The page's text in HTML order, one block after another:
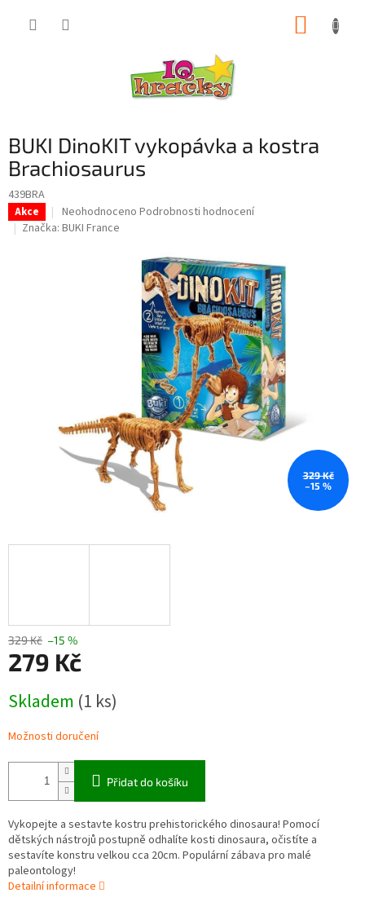
BUKI DinoKIT vykopávka a kostra
Brachiosaurus
439BRA
Akce
Průměrné
hodnocení
Neohodnoceno Podrobnosti hodnocení
Značka: BUKI France
329 Kč
–15 %
329 Kč –15 %
279 Kč
cena:
Skladem (1 ks)
Možnosti doručení
Přidat do košíku
Vykopejte a sestavte kostru prehistorického dinosaura! Pomocí
dětských nástrojů postupně odhalíte kosti dinosaura, očistíte a
sestavíte konstru velkou cca 20cm. Populární zábava pro malé
paleontology!
Detailní informace